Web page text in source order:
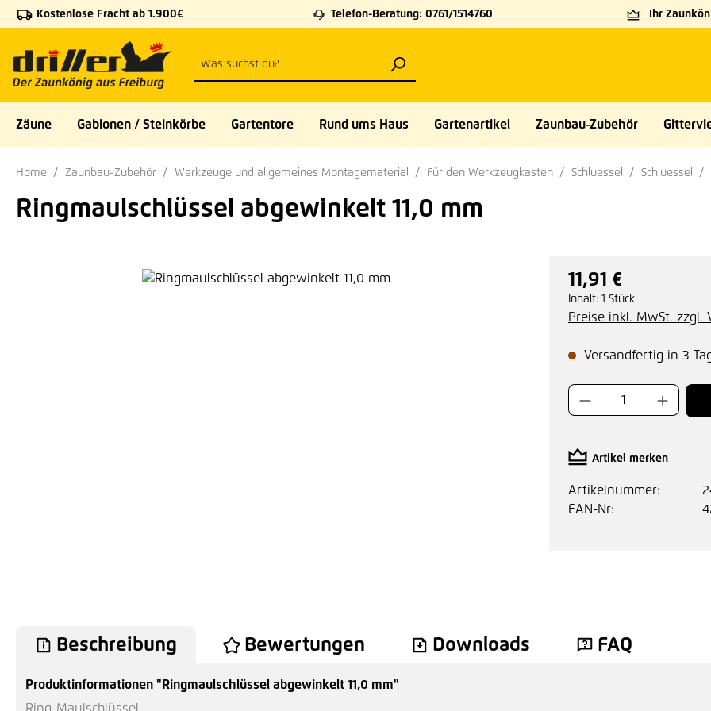
Hauptinhalt springen
Zur Suche springen
Zur Hauptnavigation springen
Kostenlose Fracht ab 1.900€ Telefon-Beratung: 0761/1514760 Ihr
Zäune Gabionen / Steinkörbe Gartentore Rund ums Haus Gartenartikel Zaunbau-Zubehör
Home Zaunbau-Zubehör Werkzeuge und allgemeines Montagematerial Für den Werkzeugkasten Schluessel Schluessel
Ringmaulschlüssel abgewinkelt 11,0 mm
Bildergalerie überspringen Regulärer Preis:
11,91 €
Inhalt: 1 Stück
Preise inkl. MwSt. zzgl.
Versandfertig in 3
Produkt
Artikel merken
Artikelnummer:
EAN-Nr:
Beschreibung Bewertungen Downloads FAQ
Produktinformationen "Ringmaulschlüssel abgewinkelt 11,0 mm"